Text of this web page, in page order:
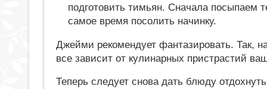
подготовить тимьян. Сначала посыпаем
самое время посолить начинку.
Джейми рекомендует фантазировать. Так,
все зависит от кулинарных пристрастий
Теперь следует снова дать блюду